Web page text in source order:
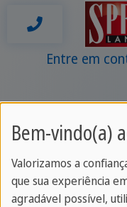
Entre em
Sprachcaffe
Bem-vindo(a)
Valorizamos a
que sua experiência
agradável possível,